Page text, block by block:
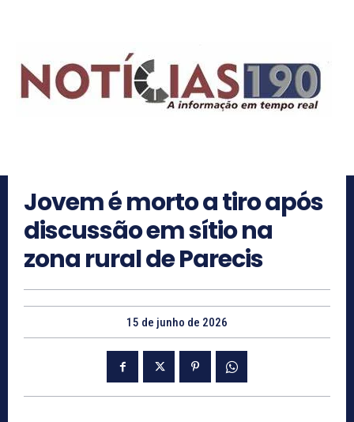
Jovem é morto a tiro após
discussão em sítio na
zona rural de Parecis
15 de junho de 2026